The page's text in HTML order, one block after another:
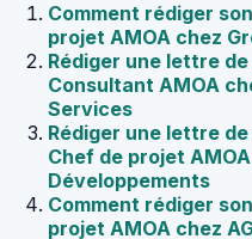
Comment rédiger
projet AMOA chez
Rédiger une lettre
Consultant AMOA
Services
Rédiger une lettre
Chef de projet
Développements
Comment rédiger
projet AMOA chez